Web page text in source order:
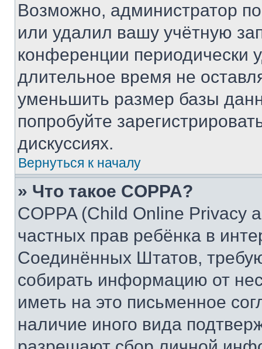
Возможно, администратор
или удалил вашу учётную
конференции периодически
длительное время не
уменьшить размер базы
попробуйте
дискуссиях.
Вернуться к началу
» Что такое COPPA?
COPPA (Child Online Privacy
частных прав ребёнка в
Соединённых Штатов,
собирать информацию от
иметь на это письменное
наличие иного вида